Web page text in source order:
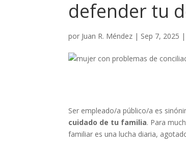
defender tu
por Juan R. Méndez | Sep 7, 2025 |
Ser empleado/a público/a es
cuidado de tu familia. Para
familiar es una lucha diaria,